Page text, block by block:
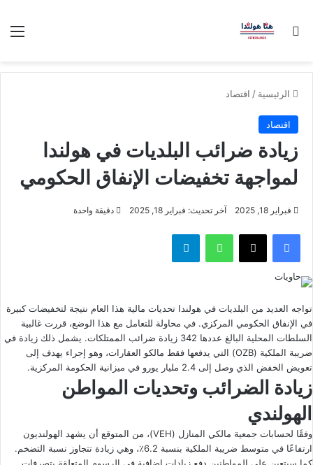
بحث عن
الرئيسية / اقتصاد
اقتصاد
زيادة ضرائب البلديات في هولندا
لمواجهة تخفيضات الإنفاق الحكومي
فبراير 18, 2025 آخر تحديث: فبراير 18, 2025 دقيقة واحدة
فيسبوك ‫X واتساب تيلقرام
تواجه العديد من البلديات في هولندا تحديات مالية هذا العام نتيجة لتخفيضات كبيرة
في الإنفاق الحكومي المركزي. في محاولة للتعامل مع هذا الوضع، قررت غالبية
السلطات المحلية البالغ عددها 342 زيادة ضرائب الممتلكات. يشمل ذلك زيادة في
ضريبة الملكية (OZB) التي يدفعها فقط مالكو العقارات، وهو إجراء يهدف إلى
تعويض الخفض الذي وصل إلى 2.4 مليار يورو في ميزانية الحكومة المركزية.
زيادة الضرائب وتحديات المواطن
الهولندي
وفقًا لحسابات جمعية مالكي المنازل (VEH)، من المتوقع أن يشهد الهولنديون
ارتفاعًا في متوسط ضريبة الملكية بنسبة 6.2٪، وهي زيادة تتجاوز نسبة التضخم.